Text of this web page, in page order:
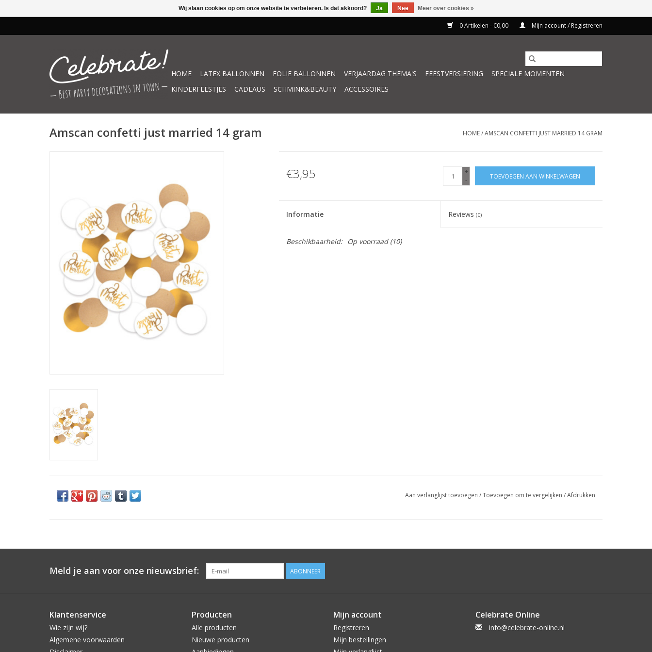
0 Artikelen - €0,00 Mijn account / Registreren
HOME LATEX BALLONNEN FOLIE BALLONNEN VERJAARDAG THEMA'S FEESTVERSIERING
SPECIALE MOMENTEN
KINDERFEESTJES
CADEAUS SCHMINK&BEAUTY ACCESSOIRES
Amscan confetti just married 14 gram HOME/AMSCAN CONFETTI JUST MARRIED 14 GRAM
€3,95
+
-
TOEVOEGEN AAN WINKELWAGEN
Informatie Reviews(0)
Beschikbaarheid: Op voorraad(10)
Aan verlanglijst toevoegen /Toevoegen om te vergelijken /Afdrukken
Meld je aan voor onze nieuwsbrief: ABONNEER
Klantenservice
Wie zijn wij?
Algemene voorwaarden
Producten
Alle producten
Nieuwe producten
Mijn account
Registreren
Mijn bestellingen
Celebrate Online
info@celebrate-online.nl
Wij slaan cookies op om onze website te verbeteren. Is dat akkoord? Ja Nee Meer over cookies »